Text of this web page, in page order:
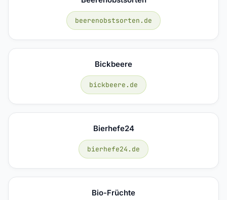
beerenobstsorten.de
Bickbeere
bickbeere.de
Bierhefe24
bierhefe24.de
Bio-Früchte